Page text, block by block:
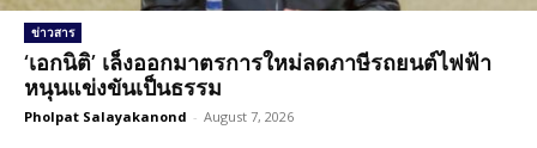
ข่าวสาร
‘เอกนิติ’ เล็งออกมาตรการใหม่ลดภาษีรถยนต์ไฟฟ้า
หนุนแข่งขันเป็นธรรม
Pholpat Salayakanond - August 7, 2026